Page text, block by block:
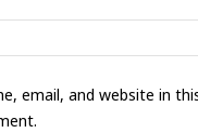
email, and website in